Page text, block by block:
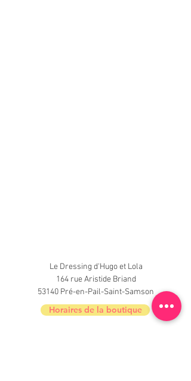
Le Dressing d'Hugo et Lola
164 rue Aristide Briand
53140 Pré-en-Pail-Saint-Samson
Horaires de la boutique